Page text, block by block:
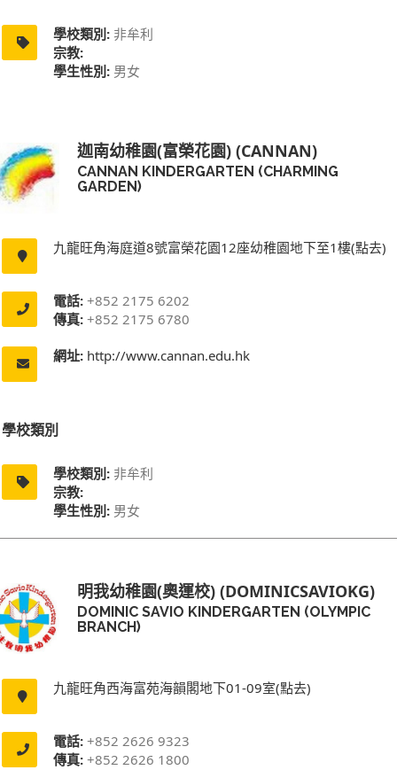
學校類別: 非牟利
宗教:
學生性別: 男女
迦南幼稚園(富榮花園) (CANNAN)
CANNAN KINDERGARTEN (CHARMING
GARDEN)
九龍旺角海庭道8號富榮花園12座幼稚園地下至1樓(點去)
電話: +852 2175 6202
傳真: +852 2175 6780
網址: http://www.cannan.edu.hk
學校類別
學校類別: 非牟利
宗教:
學生性別: 男女
明我幼稚園(奧運校) (DOMINICSAVIOKG)
DOMINIC SAVIO KINDERGARTEN (OLYMPIC
BRANCH)
九龍旺角西海富苑海韻閣地下01-09室(點去)
電話: +852 2626 9323
傳真: +852 2626 1800